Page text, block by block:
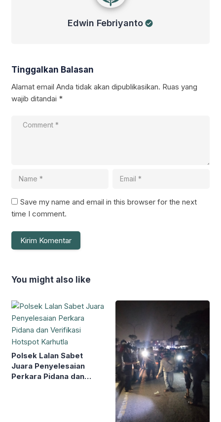
Edwin Febriyanto
Tinggalkan Balasan
Alamat email Anda tidak akan dipublikasikan. Ruas yang
wajib ditandai *
Save my name and email in this browser for the next
time I comment.
You might also like
Polsek Lalan Sabet
Juara Penyelesaian
Perkara Pidana dan